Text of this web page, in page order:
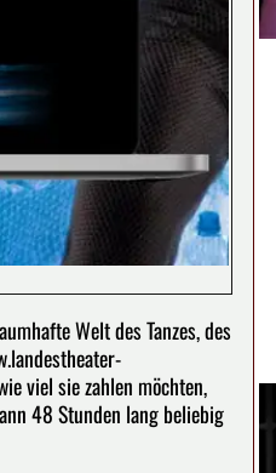
Welt des Tanzes, des
viel sie zahlen möchten,
48 Stunden lang beliebig